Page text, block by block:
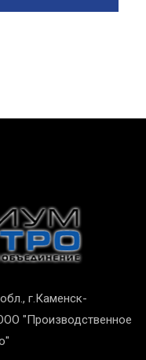
г.Каменск-
"Производственное